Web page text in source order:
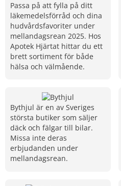
Passa på att fylla på ditt
läkemedelsförråd och dina
hudvårdsfavoriter under
mellandagsrean 2025. Hos
Apotek Hjärtat hittar du ett
brett sortiment för både
hälsa och välmående.
Bythjul är en av Sveriges
största butiker som säljer
däck och fälgar till bilar.
Missa inte deras
erbjudanden under
mellandagsrean.